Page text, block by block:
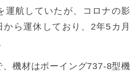
運航していたが、コロナの影
ら運休しており、2年5カ月
機材はボーイング737-8型機